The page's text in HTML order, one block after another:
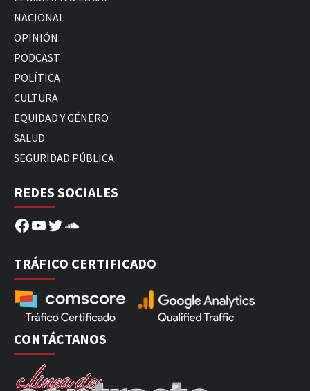
NACIONAL
OPINIÓN
PODCAST
POLÍTICA
CULTURA
EQUIDAD Y GÉNERO
SALUD
SEGURIDAD PÚBLICA
REDES SOCIALES
Facebook
YouTube
Twitter
SoundCloud
TRÁFICO CERTIFICADO
CONTÁCTANOS